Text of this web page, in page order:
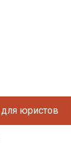
юристов